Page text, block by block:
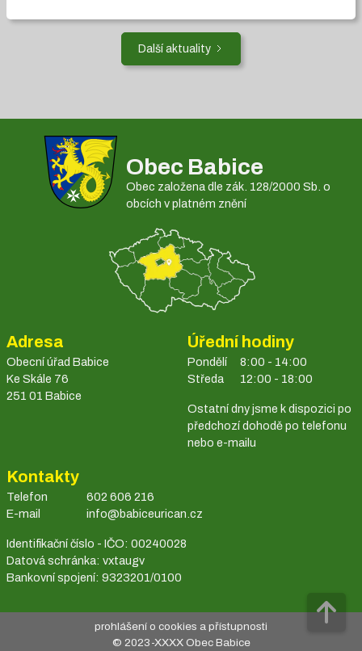
Další aktuality
Obec Babice
Obec založena dle zák. 128/2000 Sb. o
obcích v platném znění
Adresa
Obecní úřad Babice
Ke Skále 76
251 01 Babice
Úřední hodiny
Pondělí
Středa
8:00 - 14:00
12:00 - 18:00
Ostatní dny jsme k dispozici po
předchozí dohodě po telefonu
nebo e-mailu
Kontakty
Telefon
E-mail
602 606 216
info@babiceurican.cz
Identifikační číslo - IČO: 00240028
Datová schránka: vxtaugv
Bankovní spojení: 9323201/0100
prohlášení o cookies a přístupnosti
© 2023-XXXXObec Babice